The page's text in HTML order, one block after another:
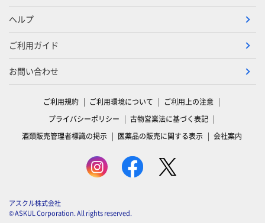
ヘルプ
ご利用ガイド
お問い合わせ
ご利用規約 ご利用環境について
ご利用上の注意
プライバシーポリシー
古物営業法に基づく表記
酒類販売管理者標識の掲示
医薬品の販売に関する表示 会社案内
アスクル株式会社
© ASKUL Corporation. All rights reserved.